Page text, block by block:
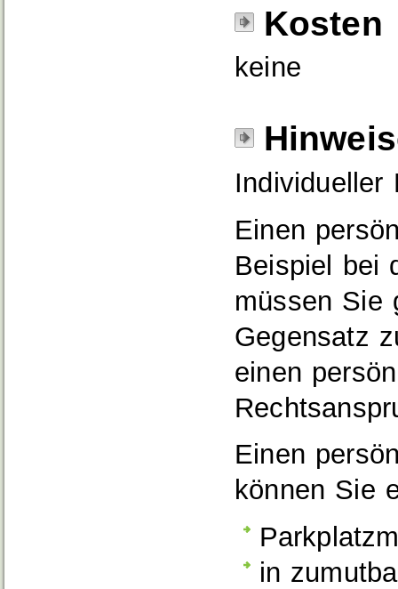
Kosten
keine
Individueller
Einen
Beispiel bei
müssen Sie
Gegensatz
einen
Einen
können Sie
in